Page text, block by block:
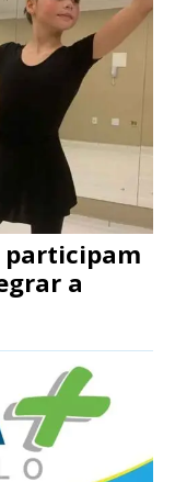
participam
a